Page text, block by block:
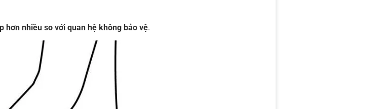
hơn nhiều so với quan hệ không bảo vệ.